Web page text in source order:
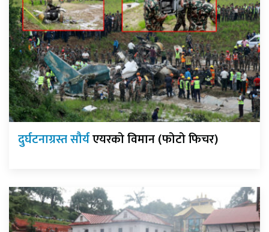
दुर्घटनाग्रस्त सौर्यएयरको विमान (फोटो फिचर)